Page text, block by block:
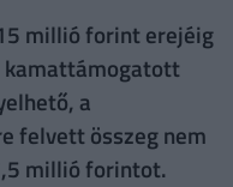
millió forint erejéig
kamattámogatott
a
felvett összeg nem
millió forintot.